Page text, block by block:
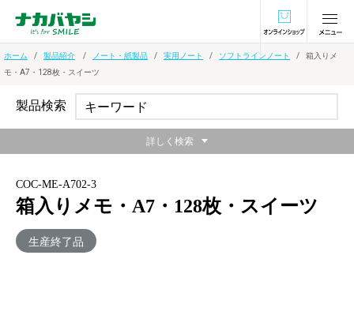
オンラインショ
ホーム 製品紹介 ノート・紙製品 実用ノート ソフトラインノート
箱入りメ
モ・A7・128枚・スイーツ
COC-ME-A702-3
箱入りメモ・A7・128枚・スイーツ
生産終了品
製品検索
詳しく検索